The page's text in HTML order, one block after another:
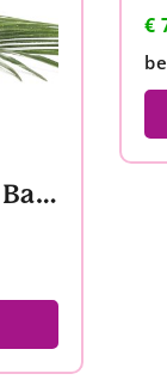
Bellabaci – Cups Bambino Facial
€